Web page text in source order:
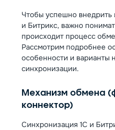
Чтобы успешно
и Битрикс, важно
происходит процесс
Рассмотрим подробнее
особенности и варианты
синхронизации.
Механизм обмена
коннектор)
Синхронизация 1С и